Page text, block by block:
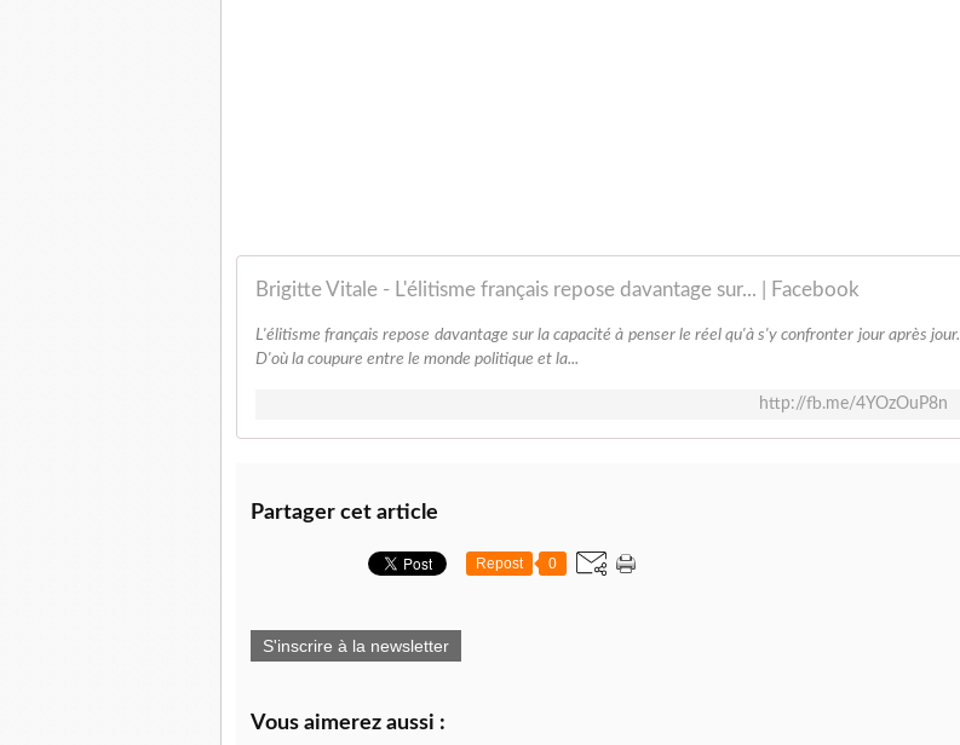
Brigitte Vitale - L'élitisme français repose davantage sur... | Facebook
L'élitisme français repose davantage sur la capacité à penser le réel qu'à s'y confronter jour après jour.
D'où la coupure entre le monde politique et la...
http://fb.me/4YOzOuP8n
Partager cet article
Repost 0
S'inscrire à la newsletter
Vous aimerez aussi :